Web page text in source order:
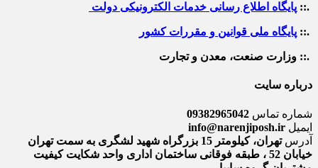
.:: پایگاه اطلاع رسانی خدمات الکترونیکی دولت
.:: پایگاه ملی قوانین و مقررات کشور
.:: وزارت صنعت، معدن و تجارت
درباره سایت
شماره تماس 09382965042
ایمیل info@narenjiposh.ir
آدرس
تهران، کیلومتر 15 بزرگراه شهید لشگری به سمت تهران
خیابان 52 ، طبقه فوقانی ساختمان اداری واحد شکایت کیفیت